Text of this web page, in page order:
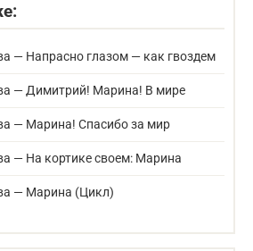
— Напрасно глазом — как гвоздем
— Димитрий! Марина! В мире
— Марина! Спасибо за мир
— На кортике своем: Марина
— Марина (Цикл)